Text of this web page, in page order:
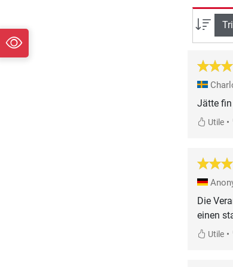
Jätte
Utile•
Die
einen
Utile•